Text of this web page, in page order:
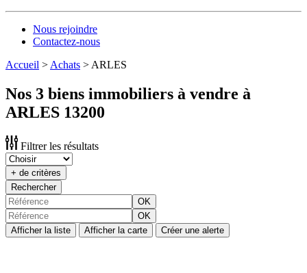
Nous rejoindre
Contactez-nous
Accueil > Achats > ARLES
Nos 3 biens immobiliers à vendre à
ARLES 13200
Filtrer les résultats
+ de critères
Rechercher
OK
OK
Afficher la liste
Afficher la carte Créer une alerte